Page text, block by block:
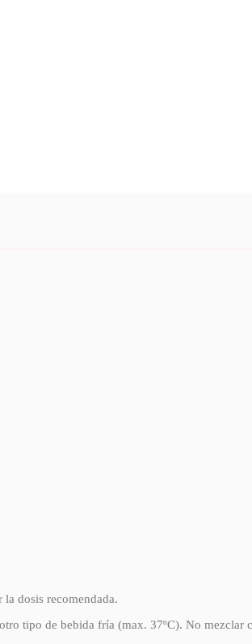
dosis recomendada.
tipo de bebida fría (max. 37ºC). No mezclar